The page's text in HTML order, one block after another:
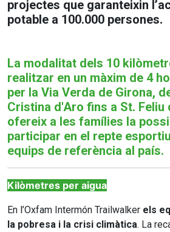
projectes que garanteixin
potable a 100.000 persones.
La modalitat dels 10
realitzar en un màxim de 4
per la Via Verda de Girona,
Cristina d'Aro fins a St. Feliu
ofereix a les famílies la
participar en el repte
equips de referència al país.
Kilòmetres per aigua
En l’Oxfam Intermón Trailwalker els
la pobresa i la crisi climàtica. La